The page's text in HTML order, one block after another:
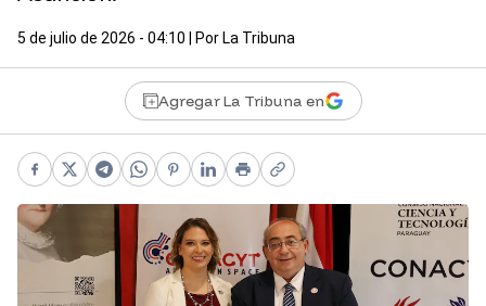
5 de julio de 2026 - 04:10 | Por La Tribuna
Agregar La Tribuna en
Facebook
X Telegram
WhatsApp
Pinterest
LinkedIn
PrintCopy link